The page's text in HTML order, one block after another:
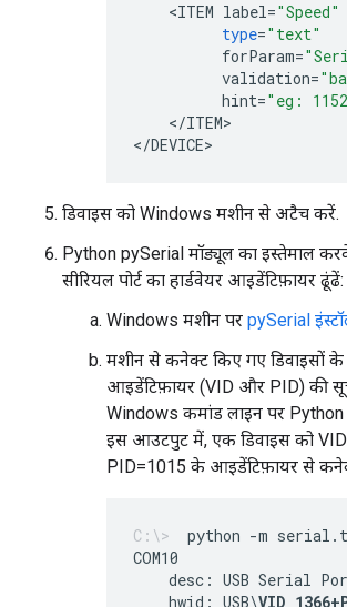
<ITEM label="Speed"
type="text"
forParam=
validation=
hint="eg:
</ITEM>
</DEVICE
डिवाइस को Windows मशीन से अटैच करें.
Python pySerial मॉड्यूल का इस्तेमाल
सीरियल पोर्ट का हार्डवेयर आइडेंटिफ़ायर ढूंढें:
Windows मशीन पर pySerial
मशीन से कनेक्ट किए गए डिवाइसों के
आइडेंटिफ़ायर (VID और PID) की
Windows कमांड लाइन पर Python
इस आउटपुट में, एक डिवाइस को
PID=1015 के आइडेंटिफ़ायर से
python -m
desc: USB Serial
    hwid: USB\